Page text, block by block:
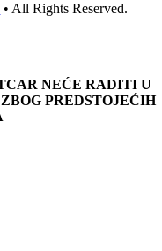
• All Rights Reserved.
NEĆE RADITI U
PREDSTOJEĆIH